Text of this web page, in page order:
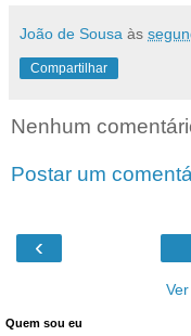
João de Sousa às
Compartilhar
Nenhum
Postar um
‹
Quem sou eu